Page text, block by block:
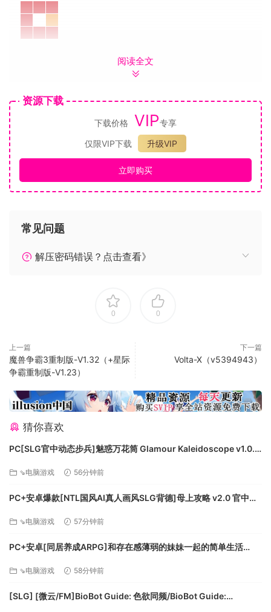
操作系统:Windows 10 64bit
处理器:Intel Core 2 Duo or AMD Athlon 64×2
5600+
内存:4 GB RAM
显卡:NVIDIA® GeForce® GT 420 or ATI™
or better with 2 GB VRAM
DirectX 版本:11
存储空间:需要 30 GB 可用空间
阅读全文
资源下载
下载价格 VIP专享
仅限VIP下载
升级VIP
立即购买
常见问题
解压密码错误？点击查看》
0 0
上一篇
魔兽争霸3重制版-V1.32（+星际
争霸重制版-V1.23）
下一篇
Volta-X（v5394943）
猜你喜欢
PC[SLG官中动态步兵]魅惑万花筒 Glamour Kaleidoscope v1.0.9
⇘电脑游戏 56分钟前
PC+安卓爆款[NTL国风AI真人画风SLG背德]母上攻略 v2.0 官中动
⇘电脑游戏 57分钟前
PC+安卓[同居养成ARPG]和存在感薄弱的妹妹一起的简单生活
生活[3.3G]百度/迅雷/UC/夸克
⇘电脑游戏 58分钟前
[SLG] [微云/FM]BioBot Guide: 色欲同频/BioBot Guide: